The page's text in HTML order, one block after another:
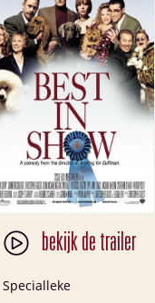
bekijk de trailer